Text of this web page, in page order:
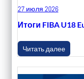
27 июля 2026
Итоги FIBA U18
Читать далее